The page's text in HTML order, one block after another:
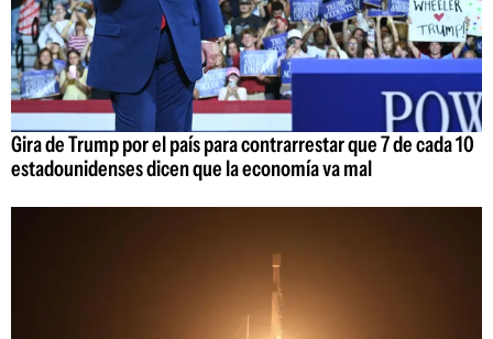
Gira de Trump por el país para contrarrestar que 7 de cada 10
estadounidenses dicen que la economía va mal